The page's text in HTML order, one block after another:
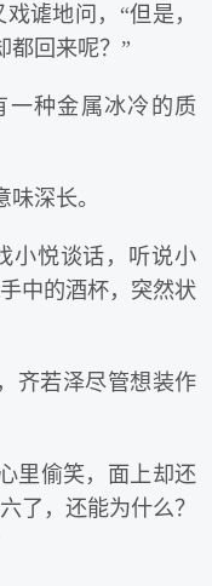
谑地问，“但是，
都回来呢？”
一种金属冰冷的质
深长。
小悦谈话，听说小
中的酒杯，突然状
齐若泽尽管想装作
里偷笑，面上却还
了，还能为什么？